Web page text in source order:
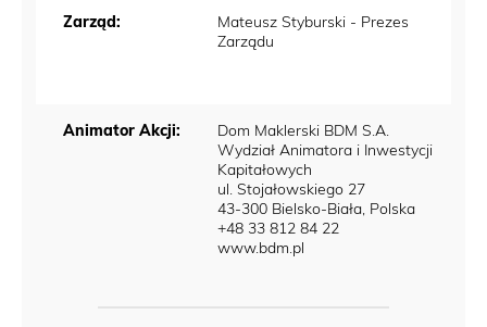
Zarząd:
Mateusz Styburski - Prezes
Zarządu
Animator Akcji:
Dom Maklerski BDM S.A.
Wydział Animatora i Inwestycji
Kapitałowych
ul. Stojałowskiego 27
43-300 Bielsko-Biała, Polska
+48 33 812 84 22
www.bdm.pl